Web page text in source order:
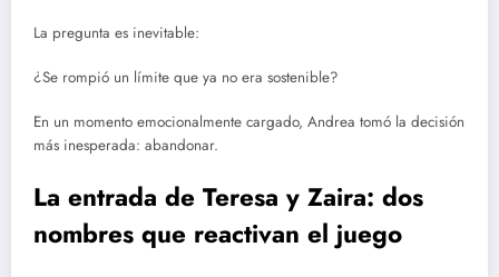
La pregunta es inevitable:
¿Se rompió un límite que ya no era sostenible?
En un momento emocionalmente cargado, Andrea tomó la decisión
más inesperada: abandonar.
La entrada de Teresa y Zaira: dos
nombres que reactivan el juego